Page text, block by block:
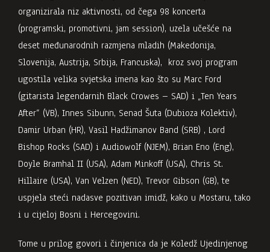
organizirala niz aktivnosti, od čega 98 koncerta
(programski, promotivni, jam session), uzela učešće na
deset međunarodnih razmjena mladih (Makedonija,
Slovenija, Austrija, Srbija, Francuska), kroz svoj program
ugostila velika svjetska imena kao što su Marc Ford
(gitarista legendarnih Black Crowes – SAD) i „Ten Years
After“ (VB), Innes Sibunn, Senad Šuta (Dubioza Kolektiv),
Damir Urban (HR), Vasil Hadžimanov Band (SRB) , Lord
Bishop Rocks (SAD) i Audiowolf (NJEM), Brian Eno (Eng),
Doyle Bramhal II (USA), Adam Minkoff (USA), Chris St.
Hillaire (USA), Van Velzen (NED), Trevor Gibson (GB), te
uspjela steći nadasve pozitivan imidž, kako u Mostaru, tako
i u cijeloj Bosni i Hercegovini.
Tome u prilog govori i činjenica da je Koledž Ujedinjenog